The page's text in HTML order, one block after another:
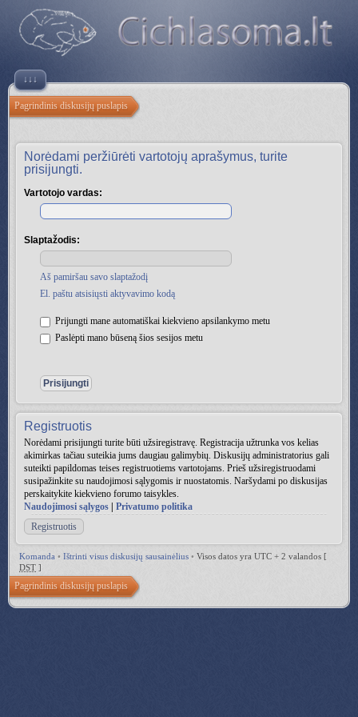
↓↓↓
Pagrindinis diskusijų puslapis
Norėdami peržiūrėti vartotojų aprašymus, turite
prisijungti.
Vartotojo vardas:
Slaptažodis:
Aš pamiršau savo slaptažodį
El. paštu atsisiųsti aktyvavimo kodą
Prijungti mane automatiškai kiekvieno apsilankymo metu
Paslėpti mano būseną šios sesijos metu
Registruotis
Norėdami prisijungti turite būti užsiregistravę. Registracija užtrunka vos kelias
akimirkas tačiau suteikia jums daugiau galimybių. Diskusijų administratorius gali
suteikti papildomas teises registruotiems vartotojams. Prieš užsiregistruodami
susipažinkite su naudojimosi sąlygomis ir nuostatomis. Naršydami po diskusijas
perskaitykite kiekvieno forumo taisykles.
Naudojimosi sąlygos
Privatumo politika
Registruotis
Komanda • Ištrinti visus diskusijų sausainėlius • Visos datos yra UTC + 2 valandos [
DST ]
Pagrindinis diskusijų puslapis